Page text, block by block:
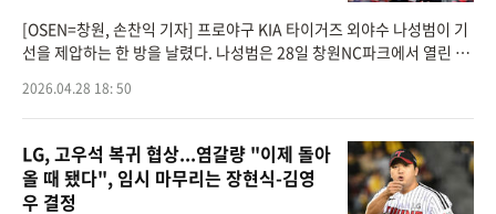
[OSEN=창원, 손찬익 기자] 프로야구 KIA 타이거즈 외야수 나성범이 기
선을 제압하는 한 방을 날렸다. 나성범은 28일 창원NC파크에서 열린 N
박재현-중견수 김호
2026.04.28 18: 50
LG, 고우석 복귀 협상...염갈량 "이제 돌아
올 때 됐다", 임시 마무리는 장현식-김영
우 결정